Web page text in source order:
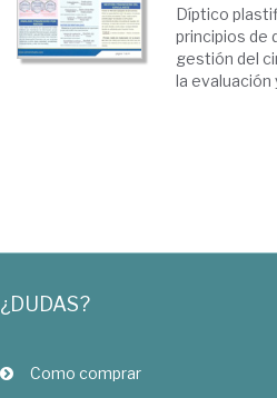
Díptico
principios de
gestión del
la evaluación
¿DUDAS?
Como comprar